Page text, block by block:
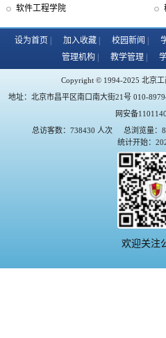
软件工程学院
设为首页 加入收藏 校园新闻
管理机构
教学管理
Copyright © 1994-2025 北京
地址：北京市昌平区南口南大街21号 010-
网安备
总访客数：738430 人次
总浏览量：
统计开始：
欢迎关注